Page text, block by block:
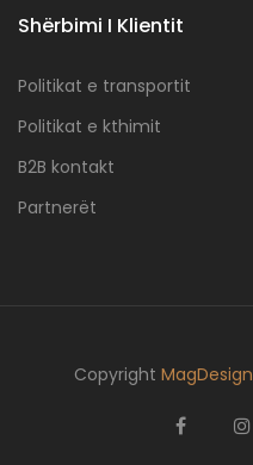
Shërbimi I Klientit
Politikat e transportit
Politikat e kthimit
B2B kontakt
Partnerët
Copyright MagDesign